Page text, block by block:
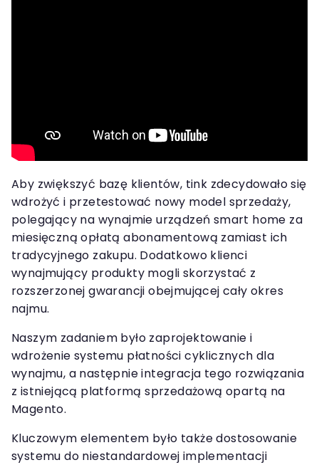
Aby zwiększyć bazę klientów, tink zdecydowało się
wdrożyć i przetestować nowy model sprzedaży,
polegający na wynajmie urządzeń smart home za
miesięczną opłatą abonamentową zamiast ich
tradycyjnego zakupu. Dodatkowo klienci
wynajmujący produkty mogli skorzystać z
rozszerzonej gwarancji obejmującej cały okres
najmu.
Naszym zadaniem było zaprojektowanie i
wdrożenie systemu płatności cyklicznych dla
wynajmu, a następnie integracja tego rozwiązania
z istniejącą platformą sprzedażową opartą na
Magento.
Kluczowym elementem było także dostosowanie
systemu do niestandardowej implementacji